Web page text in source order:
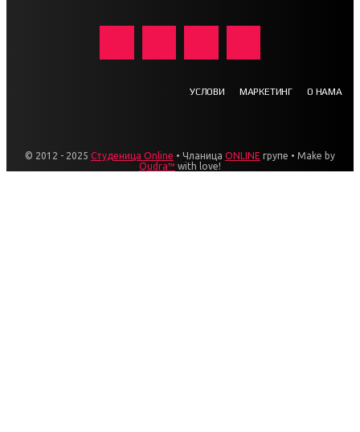
УСЛОВИ МАРКЕТИНГ О НАМА
© 2012 - 2025 Студеница Online • Чланица ONLINE групе • Make by
Qudra™ with love!